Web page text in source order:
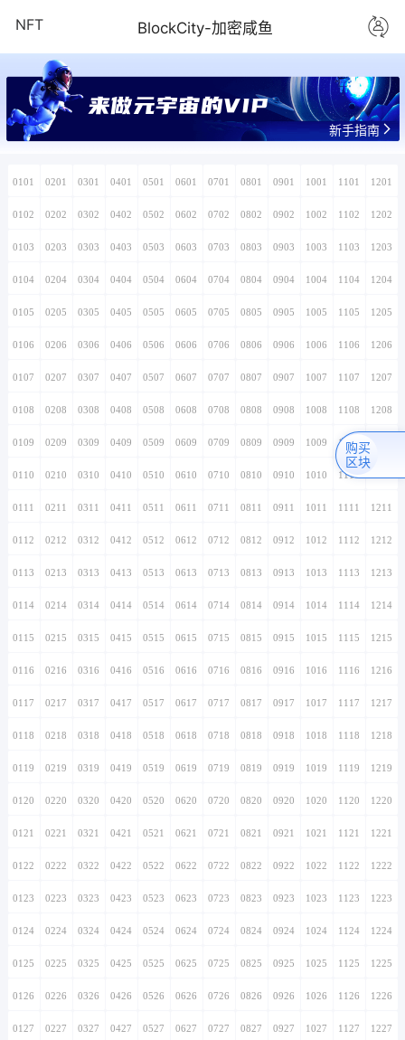
NFT BlockCity-加密咸鱼
新手指南
0101 0201 0301 0401 0501 0601 0701 0801 0901 1001 1101 1201
0102 0202 0302 0402 0502 0602 0702 0802 0902 1002 1102 1202
0103 0203 0303 0403 0503 0603 0703 0803 0903 1003 1103 1203
0104 0204 0304 0404 0504 0604 0704 0804 0904 1004 1104 1204
0105 0205 0305 0405 0505 0605 0705 0805 0905 1005 1105 1205
0106 0206 0306 0406 0506 0606 0706 0806 0906 1006 1106 1206
0107 0207 0307 0407 0507 0607 0707 0807 0907 1007 1107 1207
0108 0208 0308 0408 0508 0608 0708 0808 0908 1008 1108 1208
0109 0209 0309 0409 0509 0609 0709 0809 0909 1009 1109
0110 0210 0310 0410 0510 0610 0710 0810 0910 1010 1110
0111 0211 0311 0411 0511 0611 0711 0811 0911 1011 1111 1211
0112 0212 0312 0412 0512 0612 0712 0812 0912 1012 1112 1212
0113 0213 0313 0413 0513 0613 0713 0813 0913 1013 1113 1213
0114 0214 0314 0414 0514 0614 0714 0814 0914 1014 1114 1214
0115 0215 0315 0415 0515 0615 0715 0815 0915 1015 1115 1215
0116 0216 0316 0416 0516 0616 0716 0816 0916 1016 1116 1216
0117 0217 0317 0417 0517 0617 0717 0817 0917 1017 1117 1217
0118 0218 0318 0418 0518 0618 0718 0818 0918 1018 1118 1218
0119 0219 0319 0419 0519 0619 0719 0819 0919 1019 1119 1219
0120 0220 0320 0420 0520 0620 0720 0820 0920 1020 1120 1220
0121 0221 0321 0421 0521 0621 0721 0821 0921 1021 1121 1221
0122 0222 0322 0422 0522 0622 0722 0822 0922 1022 1122 1222
0123 0223 0323 0423 0523 0623 0723 0823 0923 1023 1123 1223
0124 0224 0324 0424 0524 0624 0724 0824 0924 1024 1124 1224
0125 0225 0325 0425 0525 0625 0725 0825 0925 1025 1125 1225
0126 0226 0326 0426 0526 0626 0726 0826 0926 1026 1126 1226
0127 0227 0327 0427 0527 0627 0727 0827 0927 1027 1127 1227
购买
区块